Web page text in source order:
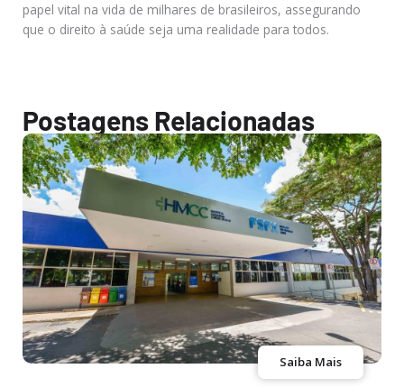
papel vital na vida de milhares de brasileiros, assegurando
que o direito à saúde seja uma realidade para todos.
Postagens Relacionadas
Saiba Mais